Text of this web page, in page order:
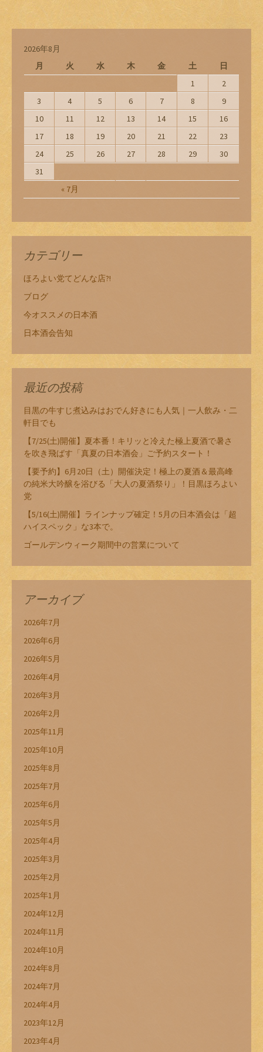
2026年8月
月
火 水 木 金 土 日
« 7月
1
2
3
4 5 6 7 8
9
10
11 12 13 14 15
16
17
18 19 20 21 22
23
24
25 26 27 28 29
30
31
カテゴリー
ほろよい党てどんな店?!
ブログ
今オススメの日本酒
日本酒会告知
最近の投稿
目黒の牛すじ煮込みはおでん好きにも人気｜一人飲み・二
軒目でも
【7/25(土)開催】夏本番！キリッと冷えた極上夏酒で暑さ
を吹き飛ばす「真夏の日本酒会」ご予約スタート！
【要予約】6月20日（土）開催決定！極上の夏酒＆最高峰
の純米大吟醸を浴びる「大人の夏酒祭り」！目黒ほろよい
党
【5/16(土)開催】ラインナップ確定！5月の日本酒会は「超
ハイスペック」な3本で。
ゴールデンウィーク期間中の営業について
アーカイブ
2026年7月
2026年6月
2026年5月
2026年4月
2026年3月
2026年2月
2025年11月
2025年10月
2025年8月
2025年7月
2025年6月
2025年5月
2025年4月
2025年3月
2025年2月
2025年1月
2024年12月
2024年11月
2024年10月
2024年8月
2024年7月
2024年4月
2023年12月
2023年4月